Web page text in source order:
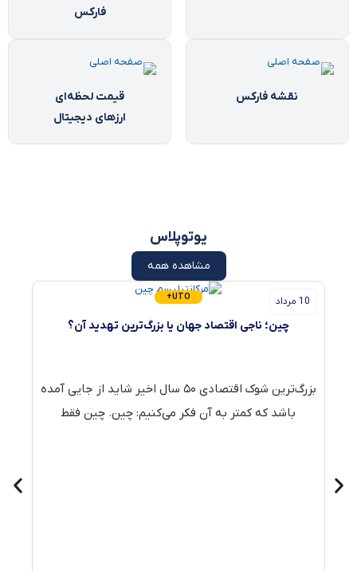
فارکس
نقشه فارکس
قیمت لحظه‌ای
ارزهای دیجیتال
یوتوپلاس
مشاهده همه
10 مرداد UTO+
چین؛ ناجی اقتصاد جهان یا بزرگ‌ترین تهدید آن؟
بزرگ‌ترین شوک اقتصادی ۵۰ سال اخیر شاید از جایی آمده
باشد که کمتر به آن فکر می‌کنیم: چین. چین فقط